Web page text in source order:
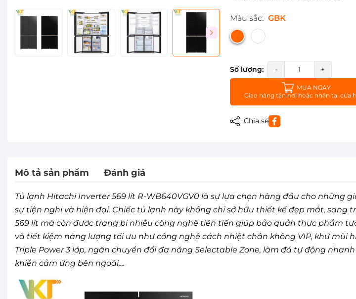
Màu sắc: GBK
Số lượng: - +
MUA NGAY
Giao hàng tận nơi hoặc nhận tại cửa
Chia sẻ
Mô tả sản phẩm Đánh giá
Tủ lạnh Hitachi Inverter 569 lít R-WB640VGV0 là sự lựa chọn hàng đầu cho những
sự tiện nghi và hiện đại. Chiếc tủ lạnh này không chỉ sở hữu thiết kế đẹp mắt, sang
569 lít mà còn được trang bị nhiều công nghệ tiên tiến giúp bảo quản thực phẩm
và tiết kiệm năng lượng tối ưu như công nghệ cách nhiệt chân không VIP, khử mùi
Triple Power 3 lớp, ngăn chuyển đổi đa năng Selectable Zone, làm đá tự động
khiển cảm ứng bên ngoài,...